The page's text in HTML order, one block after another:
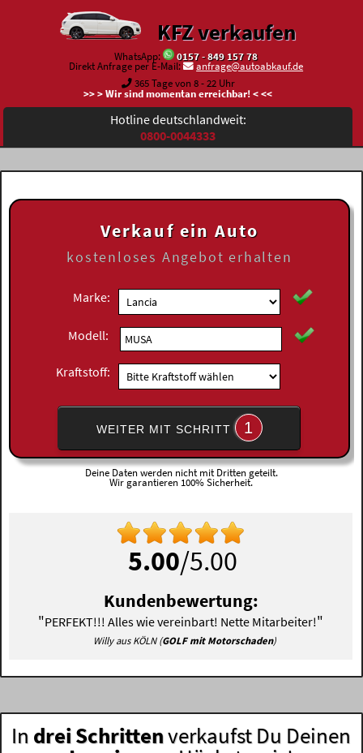
KFZ verkaufen
WhatsApp:
0157 - 849 157 78
Direkt Anfrage per E-Mail:
anfrage@autoabkauf.de
365 Tage von 8 - 22 Uhr
>> > Wir sind momentan erreichbar! < <<
Hotline deutschlandweit:
0800-0044333
Verkauf ein Auto
kostenloses Angebot erhalten
Marke:
Modell:
Kraftstoff:
WEITER MIT SCHRITT 1
Deine Daten werden nicht mit Dritten geteilt.
Wir garantieren 100% Sicherheit.
5.00/5.00
Kundenbewertung:
"PERFEKT!!! Alles wie vereinbart! Nette Mitarbeiter!"
Willy aus KÖLN (GOLF mit Motorschaden)
In drei Schrittenverkaufst Du Deinen